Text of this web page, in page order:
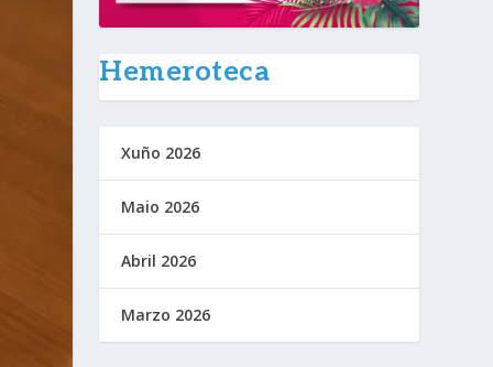
Hemeroteca
Xuño 2026
Maio 2026
Abril 2026
Marzo 2026